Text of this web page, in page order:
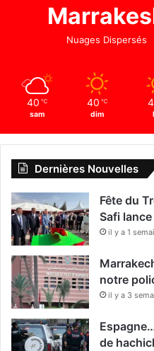
Nuages Dispersés
40 ℃
sam
40 ℃
dim
Dernières Nouvelles
Fête du
Safi
il y a 1
notre
il y a 3
de